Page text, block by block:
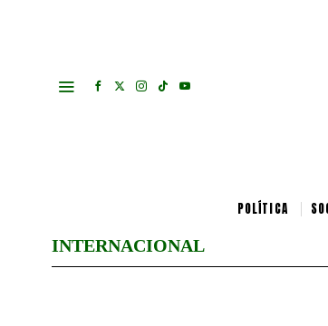
POLÍTICA
INTERNACIONAL